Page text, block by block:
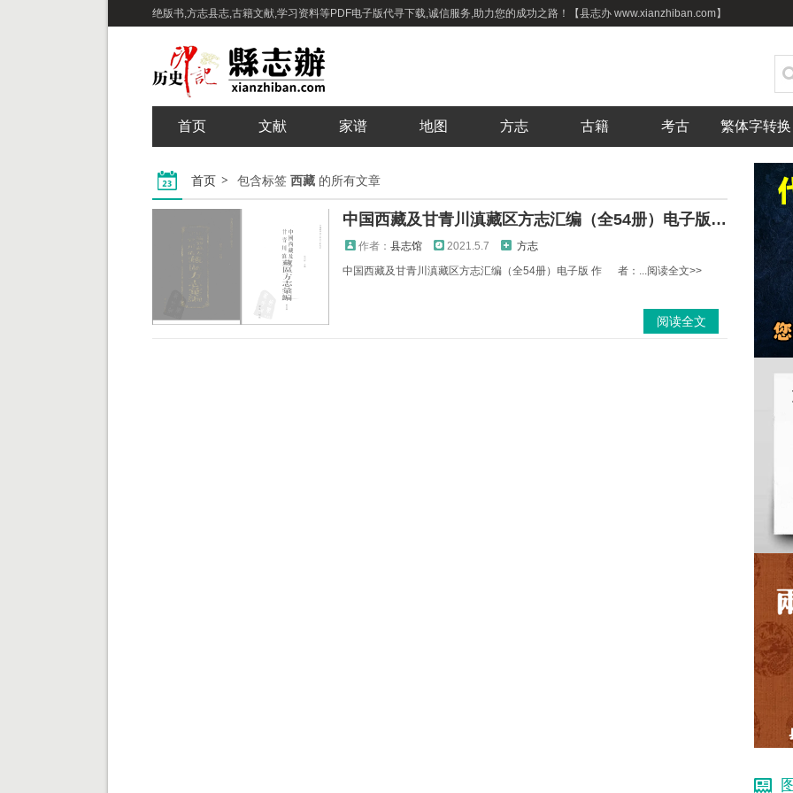
绝版书,方志县志,古籍文献,学习资料等PDF电子版代寻下载,诚信服务,助力您的成功之路！【县志办 www.xianzhiban.com】
首页 文献 家谱 地图 方志 古籍 考古 繁体字转换
首页 包含标签 西藏 的所有文章
中国西藏及甘青川滇藏区方志汇编（全54册）电子版下载
作者： 县志馆 2021.5.7
方志
中国西藏及甘青川滇藏区方志汇编（全54册）电子版 作 者：...阅读全文>>
阅读全文